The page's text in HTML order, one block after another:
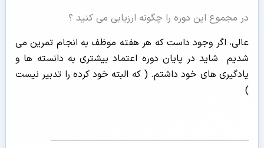
در مجموع این دوره را چگونه ارزیابی می کنید ؟
عالی، اگر وجود داست که هر هفته موظف به انجام تمرین می
شدیم شاید در پایان دوره اعتماد بیشتری به دانسته ها و
یادگیری های خود داشتم. ( که البته خود کرده را تدبیر نیست
)
—————————————————————